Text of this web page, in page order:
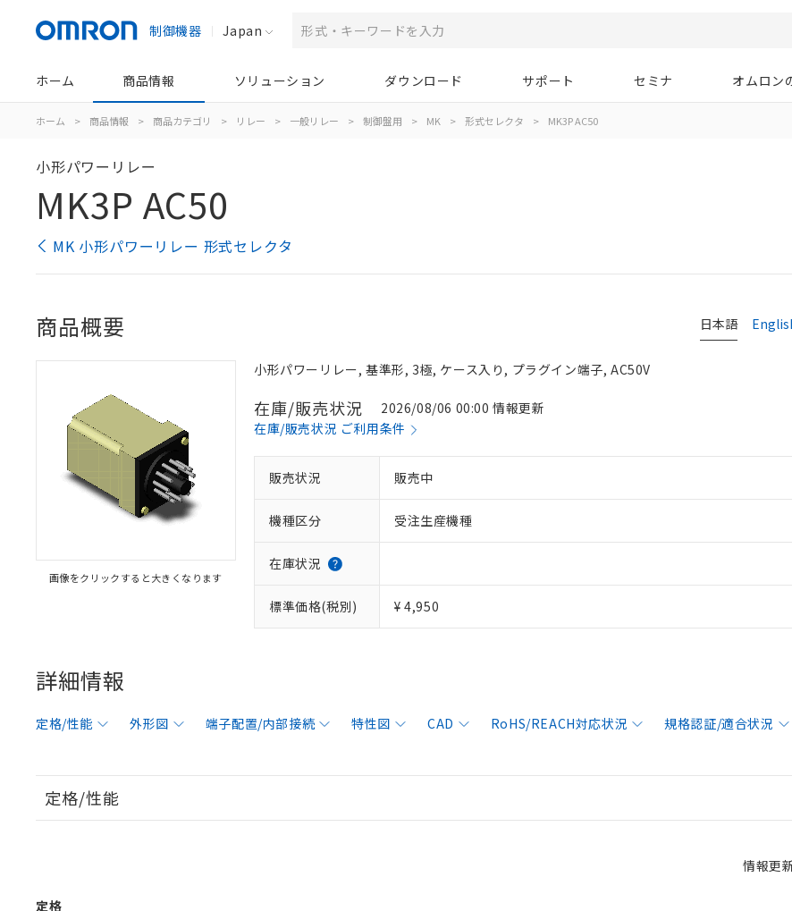
制御機器 Japan
ホーム 商品情報 ソリューション ダウンロード サポート セミナ オムロン
ホーム > 商品情報 > 商品カテゴリ > リレー > 一般リレー > 制御盤用 > MK > 形式セレクタ > MK3P AC50
小形パワーリレー
MK3P AC50
MK 小形パワーリレー 形式セレクタ
日本語
商品概要
画像をクリックすると大きくなります
小形パワーリレー, 基準形, 3極, ケース入り, プラグイン端子, AC50V
在庫/販売状況
2026/08/06 00:00 情報更新
在庫/販売状況 ご利用条件
販売状況 販売中
機種区分 受注生産機種
在庫状況
標準価格(税別) ¥ 4,950
詳細情報
定格/性能 外形図 端子配置/内部接続 特性図 CAD RoHS/REACH対応状況 規格認証/適合状況
定格/性能
情報更
定格